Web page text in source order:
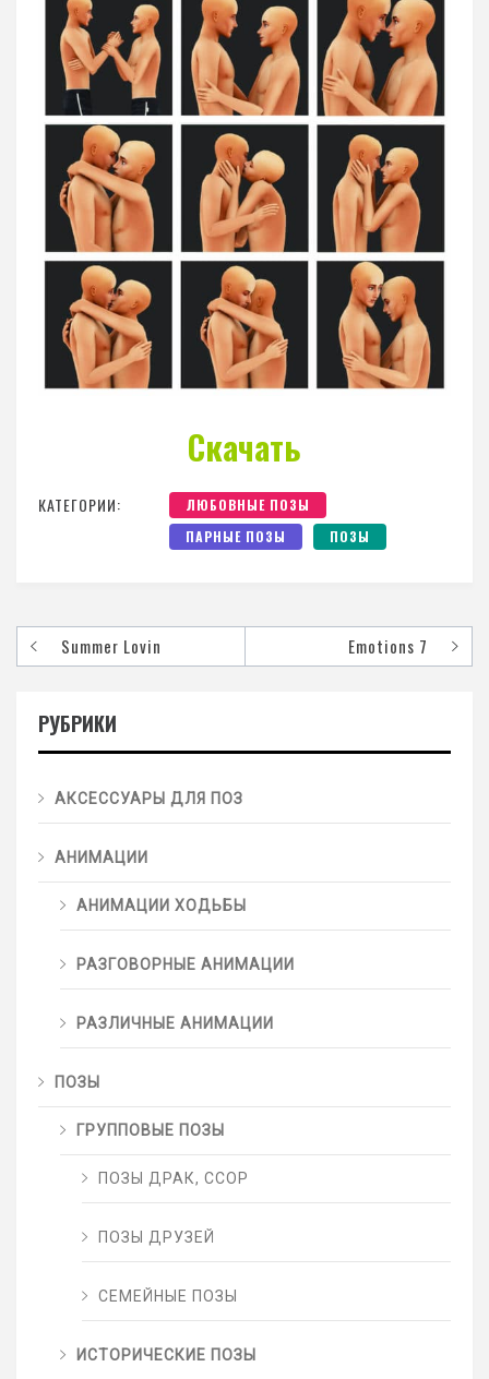
Скачать
КАТЕГОРИИ:
ЛЮБОВНЫЕ ПОЗЫ
ПАРНЫЕ ПОЗЫ
ПОЗЫ
Summer Lovin Emotions 7
РУБРИКИ
АКСЕССУАРЫ ДЛЯ ПОЗ
АНИМАЦИИ
АНИМАЦИИ ХОДЬБЫ
РАЗГОВОРНЫЕ АНИМАЦИИ
РАЗЛИЧНЫЕ АНИМАЦИИ
ПОЗЫ
ГРУППОВЫЕ ПОЗЫ
ПОЗЫ ДРАК, ССОР
ПОЗЫ ДРУЗЕЙ
СЕМЕЙНЫЕ ПОЗЫ
ИСТОРИЧЕСКИЕ ПОЗЫ